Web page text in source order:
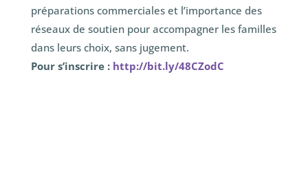
préparations commerciales et l’importance des
réseaux de soutien pour accompagner les familles
dans leurs choix, sans jugement.
Pour s’inscrire : http://bit.ly/48CZodC